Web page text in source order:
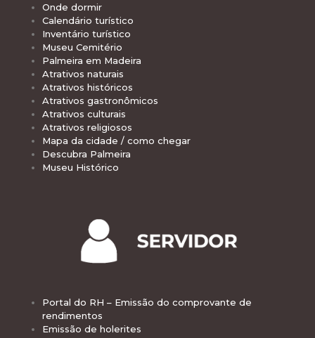
Onde dormir
Calendário turístico
Inventário turístico
Museu Cemitério
Palmeira em Madeira
Atrativos naturais
Atrativos históricos
Atrativos gastronômicos
Atrativos culturais
Atrativos religiosos
Mapa da cidade / como chegar
Descubra Palmeira
Museu Histórico
Portal do RH – Emissão do comprovante de
rendimentos
Emissão de holerites